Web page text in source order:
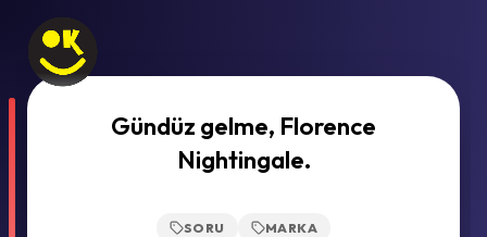
Gündüz gelme, Florence
Nightingale.
SORU MARKA